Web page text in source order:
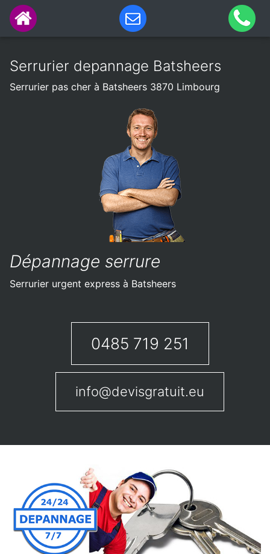
Serrurier depannage Batsheers
Serrurier pas cher à Batsheers 3870 Limbourg
Dépannage serrure
Serrurier urgent express à Batsheers
0485 719 251
info@devisgratuit.eu